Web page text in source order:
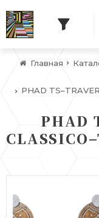
Главная
PHAD
PHAD